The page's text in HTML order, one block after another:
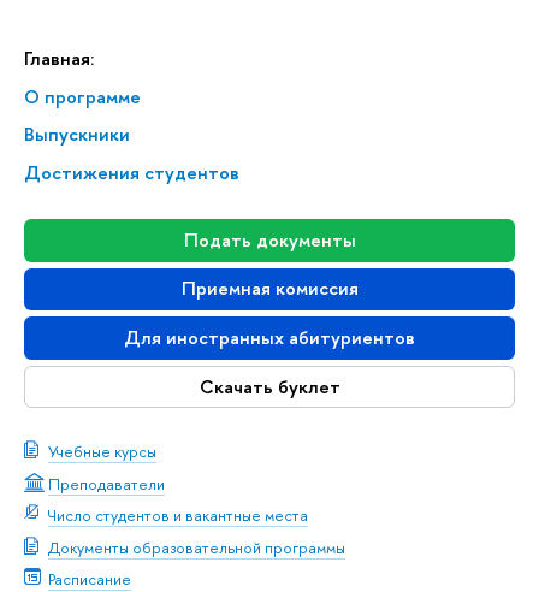
Главная:
О программе
Выпускники
Достижения студентов
Подать документы
Приемная комиссия
Для иностранных абитуриентов
Скачать буклет
Учебные курсы
Преподаватели
Число студентов и вакантные места
Документы образовательной программы
Расписание